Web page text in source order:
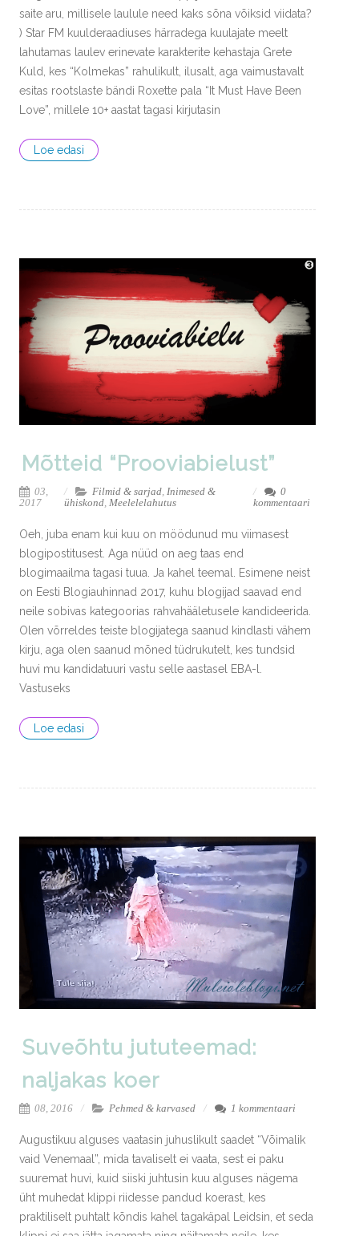
saite aru, millisele laulule need kaks sõna võiksid viidata?
) Star FM kuulderaadiuses härradega kuulajate meelt
lahutamas laulev erinevate karakterite kehastaja Grete
Kuld, kes “Kolmekas” rahulikult, ilusalt, aga vaimustavalt
esitas rootslaste bändi Roxette pala “It Must Have Been
Love”, millele 10+ aastat tagasi kirjutasin
Loe edasi
Mõtteid “Prooviabielust”
03,
2017
Filmid & sarjad, Inimesed &
ühiskond, Meelelelahutus
0
kommentaari
Oeh, juba enam kui kuu on möödunud mu viimasest
blogipostitusest. Aga nüüd on aeg taas end
blogimaailma tagasi tuua. Ja kahel teemal. Esimene neist
on Eesti Blogiauhinnad 2017, kuhu blogijad saavad end
neile sobivas kategoorias rahvahääletusele kandideerida.
Olen võrreldes teiste blogijatega saanud kindlasti vähem
kirju, aga olen saanud mõned tüdrukutelt, kes tundsid
huvi mu kandidatuuri vastu selle aastasel EBA-l.
Vastuseks
Loe edasi
Suveõhtu jututeemad:
naljakas koer
08, 2016 Pehmed & karvased 1 kommentaari
Augustikuu alguses vaatasin juhuslikult saadet “Võimalik
vaid Venemaal”, mida tavaliselt ei vaata, sest ei paku
suuremat huvi, kuid siiski juhtusin kuu alguses nägema
üht muhedat klippi riidesse pandud koerast, kes
praktiliselt puhtalt kõndis kahel tagakäpal Leidsin, et seda